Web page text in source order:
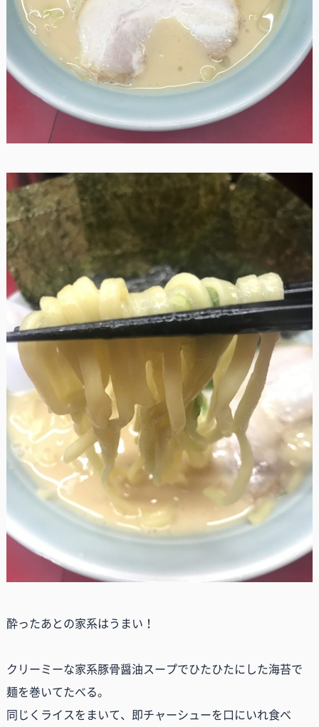
酔ったあとの家系はうまい！
クリーミーな家系豚骨醤油スープでひたひたにした海苔で
麺を巻いてたべる。
同じくライスをまいて、即チャーシューを口にいれ食べ